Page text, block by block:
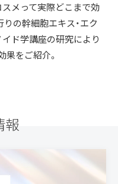
メって実際どこまで効
の幹細胞エキス・エク
ド学講座の研究により
をご紹介。
報